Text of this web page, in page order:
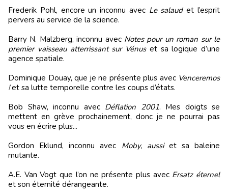
Frederik Pohl, encore un inconnu avec Le salaudet l’esprit
pervers au service de la science.
Barry N. Malzberg, inconnu avec Notes pour un roman sur le
premier vaisseau atterrissant sur Vénuset sa logique d’une
agence spatiale.
Dominique Douay, que je ne présente plus avec Venceremos
!et sa lutte temporelle contre les coups d’états.
Bob Shaw, inconnu avec Déflation 2001. Mes doigts se
mettent en grève prochainement, donc je ne pourrai pas
vous en écrire plus...
Gordon Eklund, inconnu avec Moby, aussiet sa baleine
mutante.
A.E. Van Vogt que l’on ne présente plus avec Ersatz éternel
et son éternité dérangeante.